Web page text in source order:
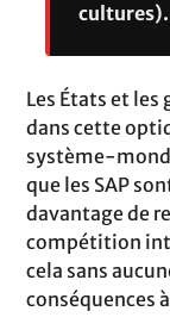
Les États et
dans cette
système-
que les SAP
davantage de
compétition
cela sans
conséquences